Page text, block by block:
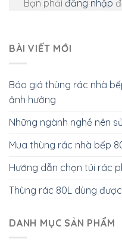
Bạn phải đăng nhập
BÀI VIẾT MỚI
Báo giá thùng rác nhà
ảnh hưởng
Những ngành nghề nên
Mua thùng rác nhà bếp
Hướng dẫn chọn túi rác
Thùng rác 80L dùng
DANH MỤC SẢN PHẨM